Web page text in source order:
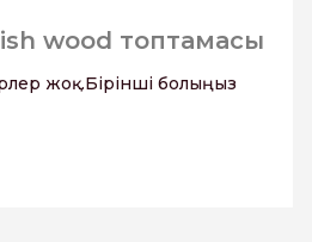
wood топтамасы
жоқ.Бірінші болыңыз